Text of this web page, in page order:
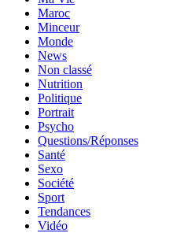
Maroc
Minceur
Monde
News
Non classé
Nutrition
Politique
Portrait
Psycho
Questions/Réponses
Santé
Sexo
Société
Sport
Tendances
Vidéo